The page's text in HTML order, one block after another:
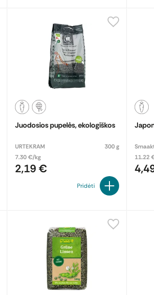
Juodosios pupelės, ekologiškos
URTEKRAM
300 g
7.30 €/kg
2,19 €
Pridėti
11.22